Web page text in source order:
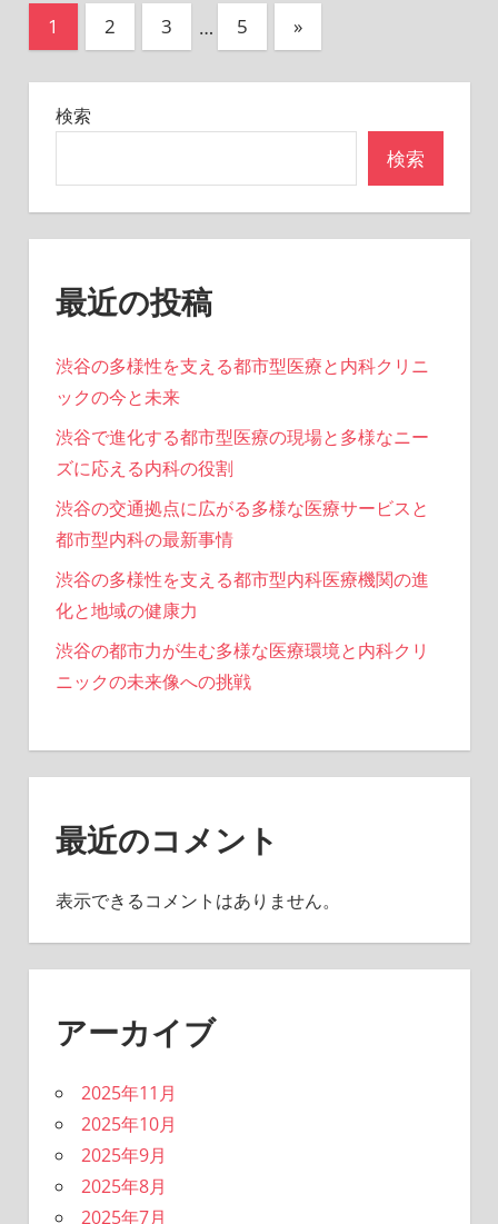
投
の
ー
ジ
り
1 2 3 … 5
次
の
記
»
検索
検索
最近の投稿
渋谷の多様性を支える都市型医療と内科クリニ
ックの今と未来
渋谷で進化する都市型医療の現場と多様なニー
ズに応える内科の役割
渋谷の交通拠点に広がる多様な医療サービスと
都市型内科の最新事情
渋谷の多様性を支える都市型内科医療機関の進
化と地域の健康力
渋谷の都市力が生む多様な医療環境と内科クリ
ニックの未来像への挑戦
最近のコメント
表示できるコメントはありません。
アーカイブ
2025年11月
2025年10月
2025年9月
2025年8月
2025年7月